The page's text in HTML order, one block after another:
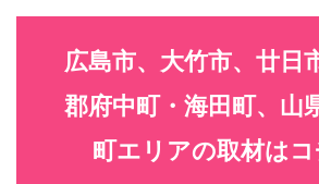
広島市、大竹市、廿日
郡府中町・海田町、山
町エリアの取材はコ